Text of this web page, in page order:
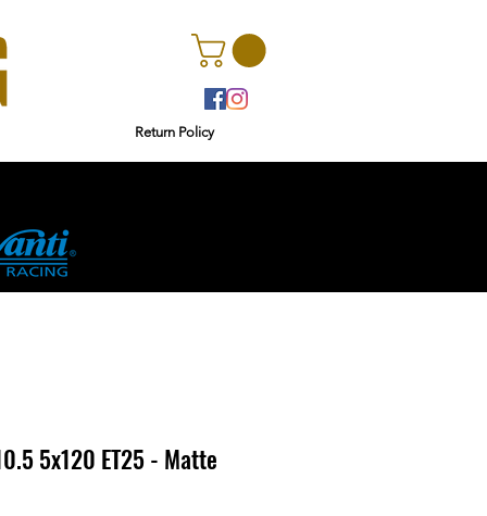
Return Policy
5x120 ET25 - Matte